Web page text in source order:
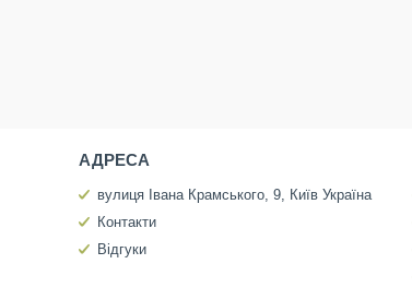
АДРЕСА
вулиця Івана Крамського, 9, Київ Україна
Контакти
Відгуки